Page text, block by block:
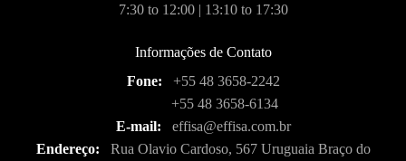
7:30 to 12:00 | 13:10 to 17:30
Informações de Contato
Fone:
+55 48 3658-2242
+55 48 3658-6134
E-mail:
effisa@effisa.com.br
Endereço:
Rua Olavio Cardoso, 567 Uruguaia Braço do